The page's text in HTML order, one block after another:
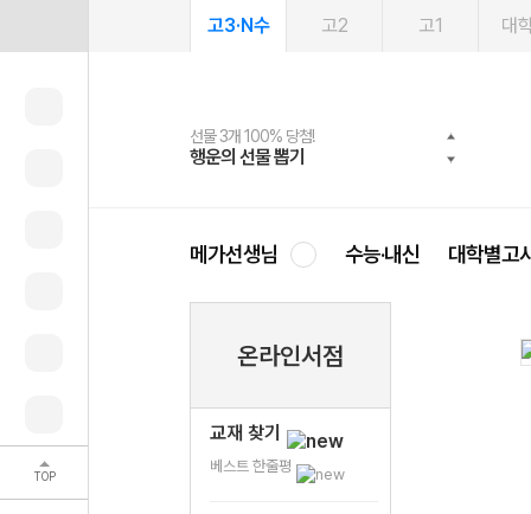
TOP
고3·N수 고2 고1 대
선물 3개 100% 당첨!
행운의 선물 뽑기
선물 100% 증정!
메가스터디 X 올리브
여름방학 스터디 캐시백
메가런 썸머스쿨
2027 러셀 단과
강사 공개선발
스마트러닝앱
설문 EVENT
메가패스
3일 무료 체험권
메가패스 수강생 무료혜택!
메가클럽 멤버십
사회공헌 캠페인
희망이룸 메가나눔
메가선생님 수능·내신 대학별고
온라인서점
교재 찾기
베스트 한줄평